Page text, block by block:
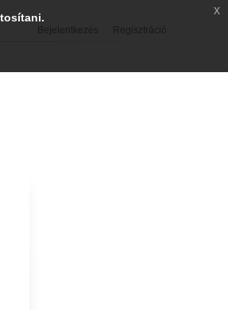
Bejelentkezés Regisztráció
x